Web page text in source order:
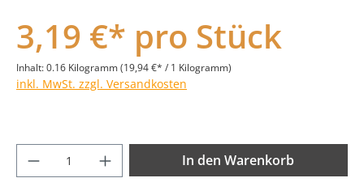
3,19 €* pro Stück
Inhalt:0.16 Kilogramm(19,94 €* / 1 Kilogramm)
inkl. MwSt. zzgl. Versandkosten
Produkt Anzahl: Gib den gewünschten
In den Warenkorb